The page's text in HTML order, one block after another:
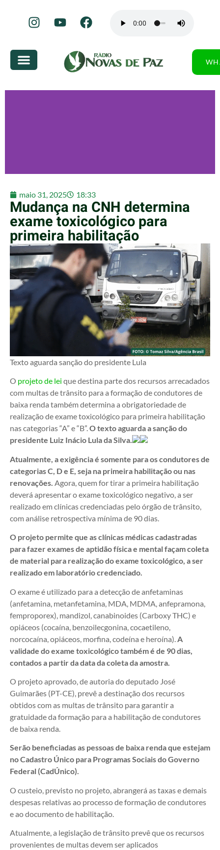
maio 31, 2025 18:33
Mudança na CNH determina
exame toxicológico para
primeira habilitação
Texto aguarda sanção do presidente Lula
O projeto de lei que destina parte dos recursos arrecadados
com multas de trânsito para a formação de condutores de
baixa renda também determina a obrigatoriedade de
realização de exame toxicológico para primeira habilitação
nas categorias “A” e “B”.O texto aguarda a sanção do
presidente Luiz Inácio Lula da Silva.
Atualmente, a exigência é somente para os condutores de
categorias C, D e E, seja na primeira habilitação ou nas
renovações. Agora, quem for tirar a primeira habilitação
deverá apresentar o exame toxicológico negativo, a ser
realizado em clínicas credenciadas pelo órgão de trânsito,
com análise retrospectiva mínima de 90 dias.
O projeto permite que as clínicas médicas cadastradas
para fazer exames de aptidão física e mental façam coleta
de material para realização do exame toxicológico, a ser
realizado em laboratório credenciado.
O exame é utilizado para a detecção de anfetaminas
(anfetamina, metanfetamina, MDA, MDMA, anfepramona,
femproporex), mandizol, canabinoides (Carboxy THC) e
opiáceos (cocaína, benzoilecgonina, cocaetileno,
norcocaína, opiáceos, morfina, codeína e heroína). A
validade do exame toxicológico também é de 90 dias,
contados a partir da data da coleta da amostra.
O projeto aprovado, de autoria do deputado José
Guimarães (PT-CE), prevê a destinação dos recursos
obtidos com as multas de trânsito para garantir a
gratuidade da formação para a habilitação de condutores
de baixa renda.
Serão beneficiadas as pessoas de baixa renda que estejam
no Cadastro Único para Programas Sociais do Governo
Federal (CadÚnico).
O custeio, previsto no projeto, abrangerá as taxas e demais
despesas relativas ao processo de formação de condutores
e ao documento de habilitação.
Atualmente, a legislação de trânsito prevê que os recursos
provenientes de multas devem ser aplicados